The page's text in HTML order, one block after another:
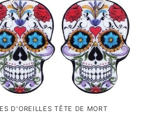
D'OREILLES TÊTE DE MORT